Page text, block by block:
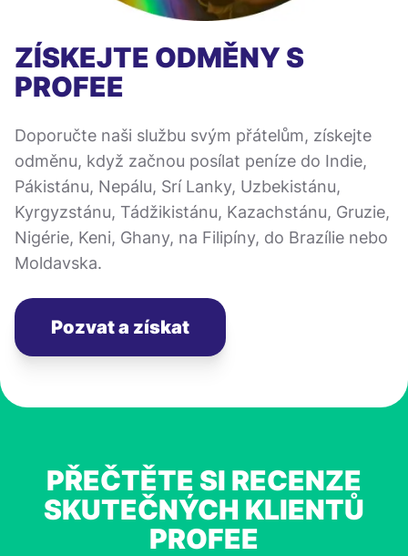
ZÍSKEJTE ODMĚNY S
PROFEE
Doporučte naši službu svým přátelům, získejte
odměnu, když začnou posílat peníze do Indie,
Pákistánu, Nepálu, Srí Lanky, Uzbekistánu,
Kyrgyzstánu, Tádžikistánu, Kazachstánu, Gruzie,
Nigérie, Keni, Ghany, na Filipíny, do Brazílie nebo
Moldavska.
Pozvat a získat
PŘEČTĚTE SI RECENZE
SKUTEČNÝCH KLIENTŮ
PROFEE